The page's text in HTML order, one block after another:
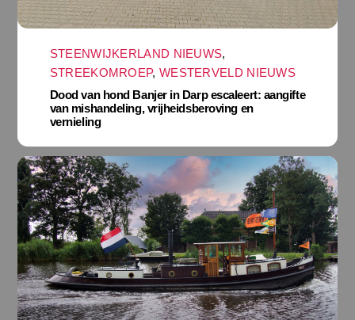
STEENWIJKERLAND NIEUWS,
STREEKOMROEP, WESTERVELD NIEUWS
Dood van hond Banjer in Darp escaleert: aangifte
van mishandeling, vrijheidsberoving en
vernieling